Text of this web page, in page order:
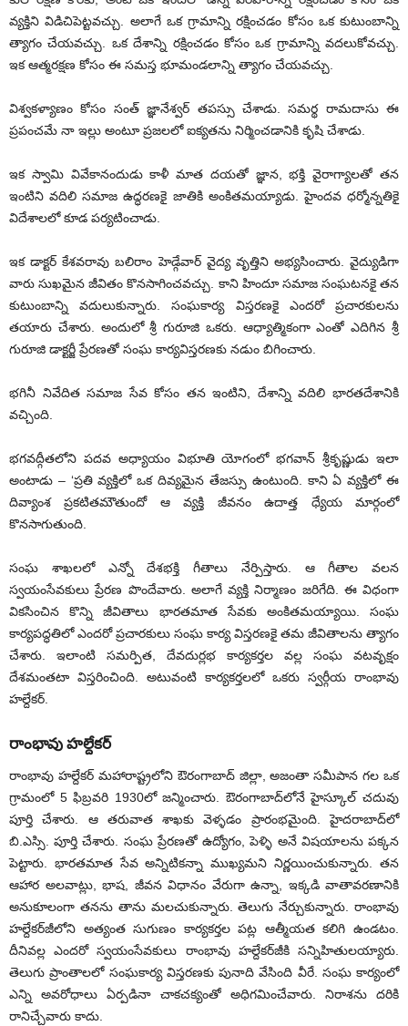
వ్యక్తిని విడిచిపెట్టవచ్చు. అలాగే ఒక గ్రామాన్ని రక్షించడం కోసం ఒక కుటుంబాన్ని
త్యాగం చేయవచ్చు. ఒక దేశాన్ని రక్షించడం కోసం ఒక గ్రామాన్ని వదలుకోవచ్చు.
ఇక ఆత్మరక్షణ కోసం ఈ సమస్త భూమండలాన్ని త్యాగం చేయవచ్చు.
విశ్వకళ్యాణం కోసం సంత్‌ జ్ఞానేశ్వర్‌ తపస్సు చేశాడు. సమర్థ రామదాసు ఈ
ప్రపంచమే నా ఇల్లు అంటూ ప్రజలలో ఐక్యతను నిర్మించడానికి కృషి చేశాడు.
ఇక స్వామి వివేకానందుడు కాళీ మాత దయతో జ్ఞాన, భక్తి వైరాగ్యాలతో తన
ఇంటిని వదిలి సమాజ ఉద్ధరణకై జాతికి అంకితమయ్యాడు. హైందవ ధర్మోన్నతికై
విదేశాలలో కూడ పర్యటించాడు.
ఇక డాక్టర్‌ కేశవరావు బలిరాం హెడ్గేవార్‌ వైద్య వృత్తిని అభ్యసించారు. వైద్యుడిగా
వారు సుఖమైన జీవితం కొనసాగించవచ్చు. కాని హిందూ సమాజ సంఘటనకై తన
కుటుంబాన్ని వదులుకున్నారు. సంఘకార్య విస్తరణకై ఎందరో ప్రచారకులను
తయారు చేశారు. అందులో శ్రీ గురూజి ఒకరు. ఆధ్యాత్మికంగా ఎంతో ఎదిగిన శ్రీ
గురూజి డాక్టర్జీ ప్రేరణతో సంఘ కార్యవిస్తరణకు నడుం బిగించారు.
భగినీ నివేదిత సమాజ సేవ కోసం తన ఇంటిని, దేశాన్ని వదిలి భారతదేశానికి
వచ్చింది.
భగవద్గీతలోని పదవ అధ్యాయం విభూతి యోగంలో భగవాన్‌ శ్రీకృష్ణుడు ఇలా
అంటాడు – ‘ప్రతి వ్యక్తిలో ఒక దివ్యమైన తేజస్సు ఉంటుంది. కాని ఏ వ్యక్తిలో ఈ
దివ్యాంశ ప్రకటితమౌతుందో ఆ వ్యక్తి జీవనం ఉదాత్త ధ్యేయ మార్గంలో
కొనసాగుతుంది.
సంఘ శాఖలలో ఎన్నో దేశభక్తి గీతాలు నేర్పిస్తారు. ఆ గీతాల వలన
స్వయంసేవకులు ప్రేరణ పొందేవారు. అలాగే వ్యక్తి నిర్మాణం జరిగేది. ఈ విధంగా
వికసించిన కొన్ని జీవితాలు భారతమాత సేవకు అంకితమయ్యాయి. సంఘ
కార్యపద్ధతిలో ఎందరో ప్రచారకులు సంఘ కార్య విస్తరణకై తమ జీవితాలను త్యాగం
చేశారు. ఇలాంటి సమర్పిత, దేవదుర్లభ కార్యకర్తల వల్ల సంఘ వటవృక్షం
దేశమంతటా విస్తరించింది. అటువంటి కార్యకర్తలలో ఒకరు స్వర్గీయ రాంభావు
హల్దేకర్‌.
రాంభావు హల్దేకర్‌
రాంభావు హల్దేకర్‌ మహారాష్ట్రలోని ఔరంగాబాద్‌ జిల్లా, అజంతా సమీపాన గల ఒక
గ్రామంలో 5 ఫిబ్రవరి 1930లో జన్మించారు. ఔరంగాబాద్‌లోనే హైస్కూల్‌ చదువు
పూర్తి చేశారు. ఆ తరువాత శాఖకు వెళ్ళడం ప్రారంభమైంది. హైదరాబాద్‌లో
బి.ఎస్సి. పూర్తి చేశారు. సంఘ ప్రేరణతో ఉద్యోగం, పెళ్ళి అనే విషయాలను పక్కన
పెట్టారు. భారతమాత సేవ అన్నిటికన్నా ముఖ్యమని నిర్ణయించుకున్నారు. తన
ఆహార అలవాట్లు, భాష, జీవన విధానం వేరుగా ఉన్నా, ఇక్కడి వాతావరణానికి
అనుకూలంగా తనను తాను మలచుకున్నారు. తెలుగు నేర్చుకున్నారు. రాంభావు
హల్దేకర్‌జీలోని అత్యంత సుగుణం కార్యకర్తల పట్ల ఆత్మీయత కలిగి ఉండటం.
దీనివల్ల ఎందరో స్వయంసేవకులు రాంభావు హల్దేకర్‌జీకి సన్నిహితులయ్యారు.
తెలుగు ప్రాంతాలలో సంఘకార్య విస్తరణకు పునాది వేసింది వీరే. సంఘ కార్యంలో
ఎన్ని అవరోధాలు ఏర్పడినా చాకచక్యంతో అధిగమించేవారు. నిరాశను దరికి
రానిచ్చేవారు కాదు.